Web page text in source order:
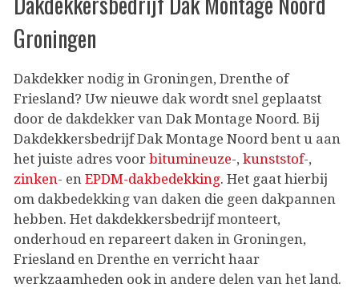
Groningen
Dakdekker nodig in Groningen, Drenthe of
Friesland? Uw nieuwe dak wordt snel geplaatst
door de dakdekker van Dak Montage Noord. Bij
Dakdekkersbedrijf Dak Montage Noord bent u aan
het juiste adres voor bitumineuze-, kunststof-,
zinken- en EPDM-dakbedekking. Het gaat hierbij
om dakbedekking van daken die geen dakpannen
hebben. Het dakdekkersbedrijf monteert,
onderhoud en repareert daken in Groningen,
Friesland en Drenthe en verricht haar
werkzaamheden ook in andere delen van het land.